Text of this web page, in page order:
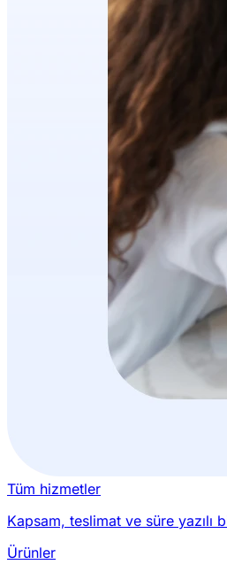
Tüm hizmetler
Kapsam, teslimat ve süre yazılı
Ürünler